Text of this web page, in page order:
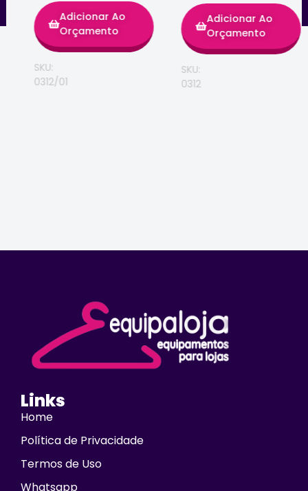
Adicionar Ao
Orçamento
SKU:
0312/01
Adicionar Ao
Orçamento
SKU:
0312
Links
Home
Política de Privacidade
Termos de Uso
Whatsapp